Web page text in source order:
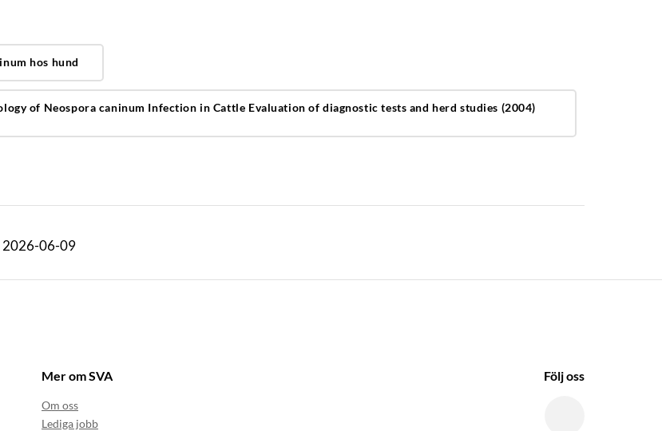
hos hund
of Neospora caninum Infection in Cattle Evaluation of diagnostic tests and herd studies (2004)
2026-06-09
Mer om SVA
Om oss
Lediga jobb
Följ oss